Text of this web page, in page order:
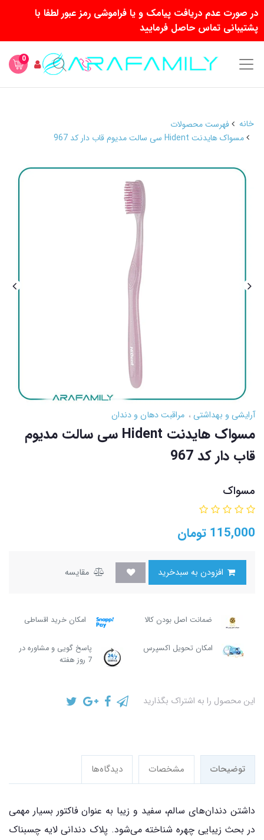
در صورت عدم دریافت پیامک و یا فراموشی رمز عبور لطفا با
پشتیبانی تماس حاصل فرمایید
0
خانه
فهرست محصولات
مسواک هایدنت Hident سی سالت مدیوم قاب دار کد 967
آرایشی و بهداشتی مراقبت دهان و دندان
مسواک هایدنت Hident سی سالت مدیوم
قاب دار کد 967
مسواک
115,000 تومان
مقایسه
ضمانت اصل بودن کالا امکان خرید اقساطی
امکان تحویل اکسپرس
پاسخ گویی و مشاوره در
7 روز هفته
این محصول را به اشتراک بگذارید
توضیحات مشخصات دیدگاه‌ها
داشتن دندان‌های سالم، سفید و زیبا به عنوان فاکتور بسیار مهمی
در بحث زیبایی چهره شناخته می‌شود. پلاک دندانی لایه چسبناک